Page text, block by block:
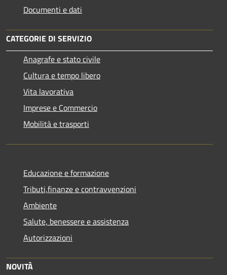
Documenti e dati
CATEGORIE DI SERVIZIO
Anagrafe e stato civile
Cultura e tempo libero
Vita lavorativa
Imprese e Commercio
Mobilità e trasporti
Educazione e formazione
Tributi,finanze e contravvenzioni
Ambiente
Salute, benessere e assistenza
Autorizzazioni
NOVITÀ